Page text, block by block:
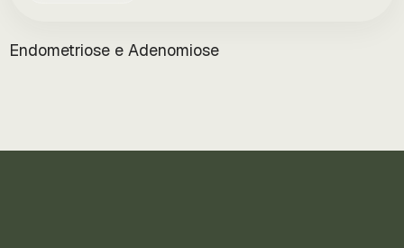
Endometriose e Adenomiose